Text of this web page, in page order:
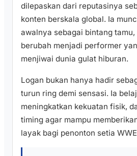
dilepaskan dari reputasinya
konten berskala global. Ia
awalnya sebagai bintang
berubah menjadi performer
menjiwai dunia gulat hiburan.
Logan bukan hanya hadir
turun ring demi sensasi. Ia
meningkatkan kekuatan fisik,
timing agar mampu
layak bagi penonton setia